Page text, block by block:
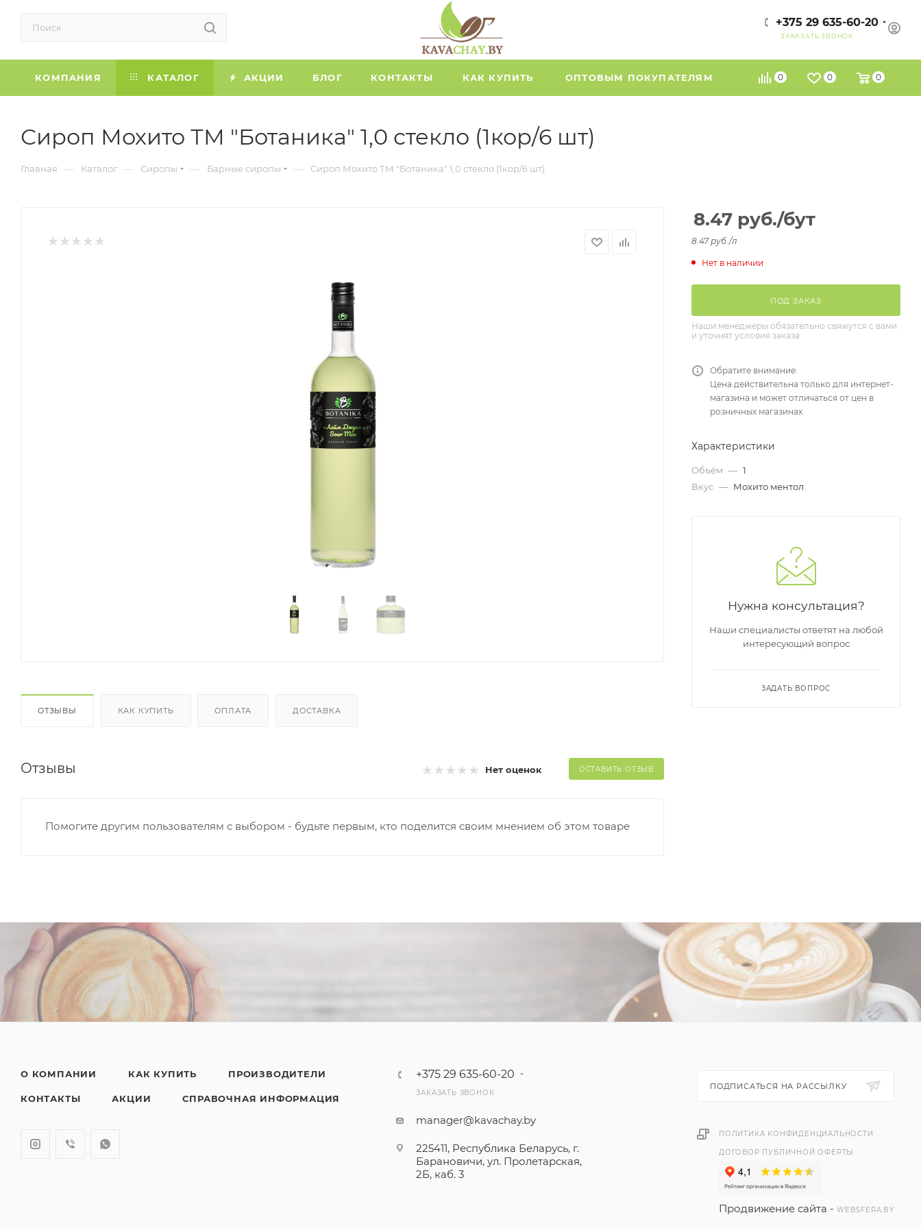
+375 29 635-60-20
ЗАКАЗАТЬ ЗВОНОК
0 0 0
КОМПАНИЯ КАТАЛОГ АКЦИИ БЛОГ КОНТАКТЫ КАК КУПИТЬ ОПТОВЫМ ПОКУПАТЕЛЯМ
Сироп Мохито ТМ "Ботаника" 1,0 стекло (1кор/6 шт)
Главная — Каталог — Сиропы — Барные сиропы — Сироп Мохито ТМ "Ботаника" 1,0 стекло (1кор/6 шт)
ОТЗЫВЫ КАК КУПИТЬ ОПЛАТА ДОСТАВКА
Отзывы Нет оценок ОСТАВИТЬ ОТЗЫВ
Помогите другим пользователям с выбором - будьте первым, кто поделится своим мнением об этом товаре
8.47 руб./бут
8.47 руб./л
Нет в наличии
ПОД ЗАКАЗ
Наши менеджеры обязательно свяжутся с вами
и уточнят условия заказа
Обратите внимание:
Цена действительна только для интернет-
магазина и может отличаться от цен в
розничных магазинах
Характеристики
Объём — 1
Вкус — Мохито ментол
Нужна консультация?
Наши специалисты ответят на любой
интересующий вопрос
ЗАДАТЬ ВОПРОС
О КОМПАНИИ КАК КУПИТЬ ПРОИЗВОДИТЕЛИ
КОНТАКТЫ АКЦИИ СПРАВОЧНАЯ ИНФОРМАЦИЯ
+375 29 635-60-20
ЗАКАЗАТЬ ЗВОНОК
manager@kavachay.by
225411, Республика Беларусь, г.
Барановичи, ул. Пролетарская,
2Б, каб. 3
ПОДПИСАТЬСЯ НА РАССЫЛКУ
ПОЛИТИКА КОНФИДЕНЦИАЛЬНОСТИ
ДОГОВОР ПУБЛИЧНОЙ ОФЕРТЫ
Продвижение сайта - WEBSFERA.BY